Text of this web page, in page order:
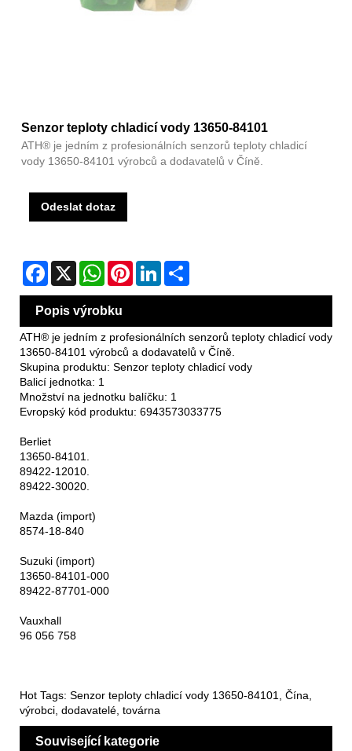
Senzor teploty chladicí vody 13650-84101
ATH® je jedním z profesionálních senzorů teploty chladicí
vody 13650-84101 výrobců a dodavatelů v Číně.
Odeslat dotaz
Facebook
X WhatsAppPinterestLinkedIn
Popis výrobku
ATH® je jedním z profesionálních senzorů teploty chladicí vody
13650-84101 výrobců a dodavatelů v Číně.
Skupina produktu: Senzor teploty chladicí vody
Balicí jednotka: 1
Množství na jednotku balíčku: 1
Evropský kód produktu: 6943573033775
Berliet
13650-84101.
89422-12010.
89422-30020.
Mazda (import)
8574-18-840
Suzuki (import)
13650-84101-000
89422-87701-000
Vauxhall
96 056 758
Hot Tags: Senzor teploty chladicí vody 13650-84101, Čína,
výrobci, dodavatelé, továrna
Související kategorie